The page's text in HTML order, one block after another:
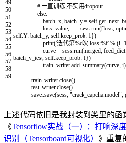
49
50
51
52
53
54
55
56
57
58
59
# 一直训练,不实用dropout
else:
batch_x, batch_y = self.
loss_value, = sess.run([loss,
self.Y: batch_y, self.keep_prob: 1})
print('迭代第%d次 loss:%f' % (i+1
curve = sess.run(merged, feed_dict
batch_y_test, self.keep_prob: 1})
train_writer.add_summary(curve, i)
train_writer.close()
test_writer.close()
saver.save(sess, "crack_capcha.model",
上述代码依旧是我封装到类里的
《Tensorflow实战（一）：打响深
识别（Tensorboard可视化） 》重复